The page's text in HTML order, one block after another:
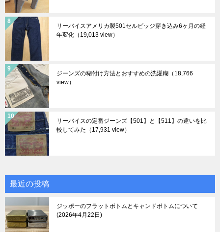
リーバイスアメリカ製501セルビッジ穿き込み6ヶ月の経
年変化 （19,013 view）
ジーンズの糊付け方法とおすすめの洗濯糊 （18,766
view）
リーバイスの定番ジーンズ【501】と【511】の違いを比
較してみた （17,931 view）
最近の投稿
ジッポーのフラットボトムとキャンドボトムについて
2026年4月22日